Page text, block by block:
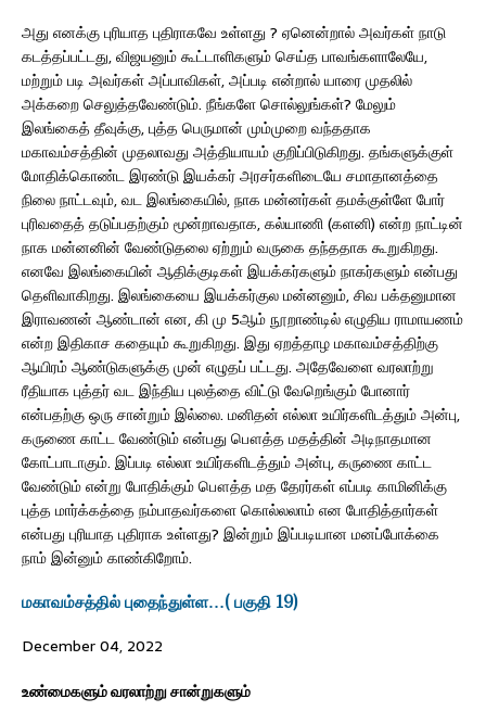
அது எனக்கு புரியாத புதிராகவே உள்ளது ? ஏனென்றால் அவர்கள் நாடு
கடத்தப்பட்டது, விஜயனும் கூட்டாளிகளும் செய்த பாவங்களாலேயே,
மற்றும் படி அவர்கள் அப்பாவிகள், அப்படி என்றால் யாரை முதலில்
அக்கறை செலுத்தவேண்டும். நீங்களே சொல்லுங்கள்? மேலும்
இலங்கைத் தீவுக்கு, புத்த பெருமான் மும்முறை வந்ததாக
மகாவம்சத்தின் முதலாவது அத்தியாயம் குறிப்பிடுகிறது. தங்களுக்குள்
மோதிக்கொண்ட இரண்டு இயக்கர் அரசர்களிடையே சமாதானத்தை
நிலை நாட்டவும், வட இலங்கையில், நாக மன்னர்கள் தமக்குள்ளே போர்
புரிவதைத் தடுப்பதற்கும் மூன்றாவதாக, கல்யாணி (களனி) என்ற நாட்டின்
நாக மன்னனின் வேண்டுதலை ஏற்றும் வருகை தந்ததாக கூறுகிறது.
எனவே இலங்கையின் ஆதிக்குடிகள் இயக்கர்களும் நாகர்களும் என்பது
தெளிவாகிறது. இலங்கையை இயக்கர்குல மன்னனும், சிவ பக்தனுமான
இராவணன் ஆண்டான் என, கி மு 5ஆம் நூறாண்டில் எழுதிய ராமாயணம்
என்ற இதிகாச கதையும் கூறுகிறது. இது ஏறத்தாழ மகாவம்சத்திற்கு
ஆயிரம் ஆண்டுகளுக்கு முன் எழுதப் பட்டது. அதேவேளை வரலாற்று
ரீதியாக புத்தர் வட இந்திய புலத்தை விட்டு வேறெங்கும் போனார்
என்பதற்கு ஒரு சான்றும் இல்லை. மனிதன் எல்லா உயிர்களிடத்தும் அன்பு,
கருணை காட்ட வேண்டும் என்பது பௌத்த மதத்தின் அடிநாதமான
கோட்பாடாகும். இப்படி எல்லா உயிர்களிடத்தும் அன்பு, கருணை காட்ட
வேண்டும் என்று போதிக்கும் பௌத்த மத தேரர்கள் எப்படி காமினிக்கு
புத்த மார்க்கத்தை நம்பாதவர்களை கொல்லலாம் என போதித்தார்கள்
என்பது புரியாத புதிராக உள்ளது? இன்றும் இப்படியான மனப்போக்கை
நாம் இன்னும் காண்கிறோம்.
மகாவம்சத்தில் புதைந்துள்ள…( பகுதி 19)
December 04, 2022
உண்மைகளும் வரலாற்று சான்றுகளும்